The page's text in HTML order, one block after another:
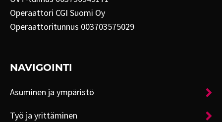
Operaattori CGI Suomi Oy
Operaattoritunnus 003703575029
NAVIGOINTI
Asuminen ja ympäristö
Työ ja yrittäminen